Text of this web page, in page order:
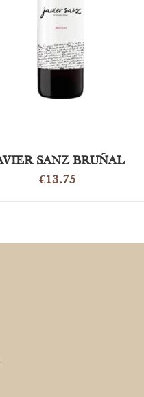
SELECTEREN
SANZ BRUÑAL
€13.75